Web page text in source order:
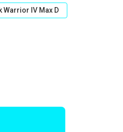
Warrior IV Max D